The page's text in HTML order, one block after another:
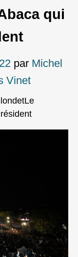
qui
par Michel
Vinet